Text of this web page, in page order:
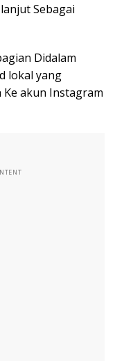
Sebagai
Didalam
lokal yang
Ke akun Instagram